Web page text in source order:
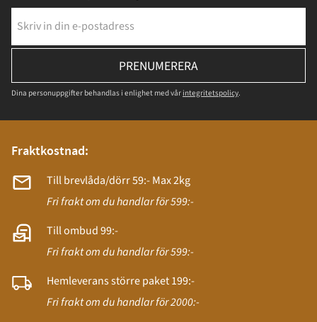
PRENUMERERA
Dina personuppgifter behandlas i enlighet med vår integritetspolicy.
Fraktkostnad:
Till brevlåda/dörr 59:- Max 2kg
Fri frakt om du handlar för 599:-
Till ombud 99:-
Fri frakt om du handlar för 599:-
Hemleverans större paket 199:-
Fri frakt om du handlar för 2000:-